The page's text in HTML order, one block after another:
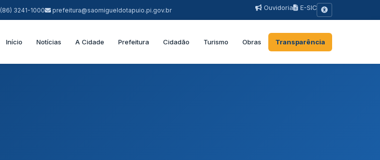
(86) 3241-1000 prefeitura@saomigueldotapuio.pi.gov.br Ouvidoria E-SIC
Início Notícias A Cidade Prefeitura Cidadão Turismo Obras Transparência